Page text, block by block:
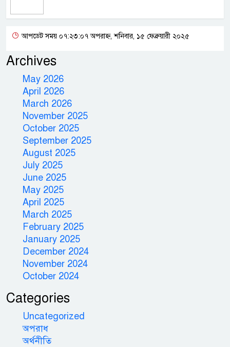
আপডেট সময় ০৭:২৩:০৭ অপরাহ্ন, শনিবার, ১৫ ফেব্রুয়ারী ২০২৫
Archives
May 2026
April 2026
March 2026
November 2025
October 2025
September 2025
August 2025
July 2025
June 2025
May 2025
April 2025
March 2025
February 2025
January 2025
December 2024
November 2024
October 2024
Categories
Uncategorized
অপরাধ
অর্থনীতি